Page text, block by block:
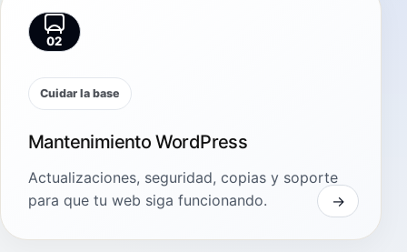
02
Cuidar la base
Mantenimiento WordPress
Actualizaciones, seguridad, copias y soporte
para que tu web siga funcionando.